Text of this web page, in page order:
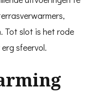
Tot slot is het rode
sfeervol.